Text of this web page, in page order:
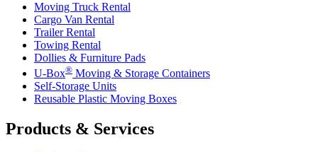
Moving Truck Rental
Cargo Van Rental
Trailer Rental
Towing Rental
Dollies & Furniture Pads
U-Box® Moving & Storage Containers
Self-Storage Units
Reusable Plastic Moving Boxes
Products & Services